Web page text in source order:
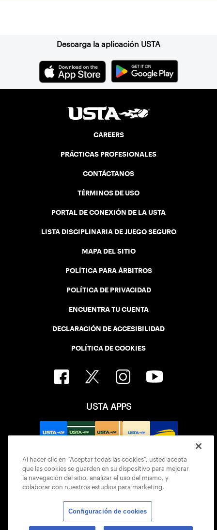
Descarga la aplicación USTA
CAREERS
PRÁCTICAS PROFESIONALES
CONTÁCTANOS
TÉRMINOS DE USO
PORTAL DE CONEXIÓN DE LA USTA
LISTA DISCIPLINARIA DE JUEGO SEGURO
MAPA DEL SITIO
POLÍTICA PARA ÁRBITROS
POLÍTICA DE PRIVACIDAD
ENCUENTRA TU CUENTA
DECLARACIÓN DE ACCESIBILIDAD
POLÍTICA DE COOKIES
USTA APPS
© 2026 USTA ALL RIGHTS RESERVED
Al hacer clic en “Aceptar todas las cookies”, usted acepta
que las cookies se guarden en su dispositivo para mejorar
la navegación del sitio, analizar el uso del mismo, y
colaborar con nuestros estudios para marketing.
Configuración de cookies